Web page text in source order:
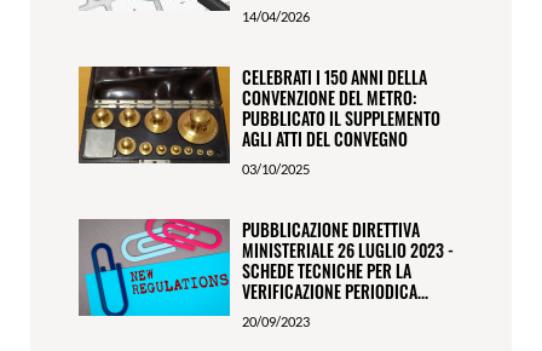
14/04/2026
CELEBRATI I 150 ANNI DELLA
CONVENZIONE DEL METRO:
PUBBLICATO IL SUPPLEMENTO
AGLI ATTI DEL CONVEGNO
03/10/2025
PUBBLICAZIONE DIRETTIVA
MINISTERIALE 26 LUGLIO 2023 -
SCHEDE TECNICHE PER LA
VERIFICAZIONE PERIODICA...
20/09/2023